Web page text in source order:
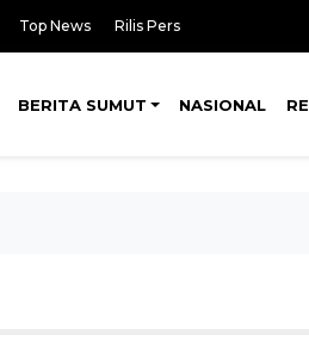
Top News Rilis Pers
BERITA SUMUT NASIONAL